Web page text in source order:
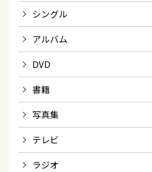
シングル
アルバム
DVD
書籍
写真集
テレビ
ラジオ